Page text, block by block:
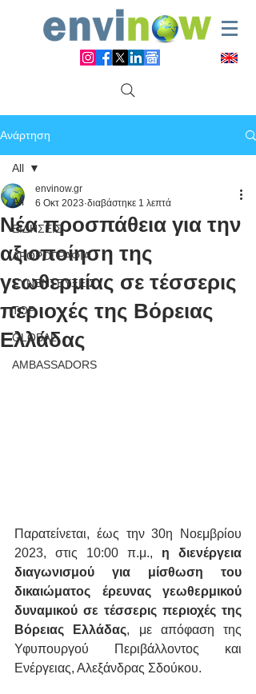
Ανάρτηση
All
ΕΙΔΗΣΕΙΣ
ΑΡΘΡΟΓΡΑΦΙΑ
ΣΥΝΕΝΤΕΥΞΕΙΣ
TOP
GLOBAL
AMBASSADORS
All
Νέα προσπάθεια για την
αξιοποίηση της
γεωθερμίας σε τέσσερις
περιοχές της Βόρειας
Ελλάδας
envinow.gr
6 Οκτ 2023 διαβάστηκε 1 λεπτά
Παρατείνεται, έως την 30η Νοεμβρίου
2023, στις 10:00 π.μ., η διενέργεια
διαγωνισμού για μίσθωση του
δικαιώματος έρευνας γεωθερμικού
δυναμικού σε τέσσερις περιοχές της
Βόρειας Ελλάδας, με απόφαση της
Υφυπουργού Περιβάλλοντος και
Ενέργειας, Αλεξάνδρας Σδούκου.